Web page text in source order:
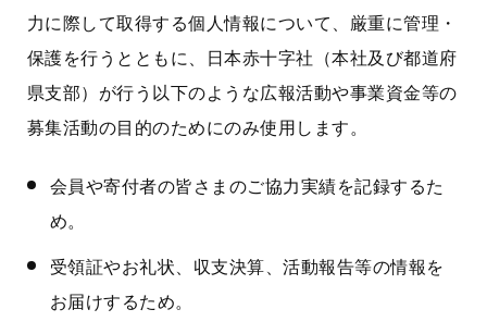
力に際して取得する個人情報について、厳重に管理・
保護を行うとともに、日本赤十字社（本社及び都道府
県支部）が行う以下のような広報活動や事業資金等の
募集活動の目的のためにのみ使用します。
会員や寄付者の皆さまのご協力実績を記録するた
め。
受領証やお礼状、収支決算、活動報告等の情報を
お届けするため。